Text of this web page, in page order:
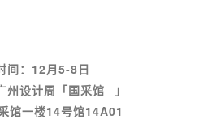
间：12月5-8日
州设计周「国采馆
」
馆一楼14号馆14A01